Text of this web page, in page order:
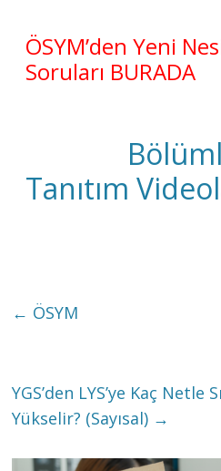
ÖSYM’den Yeni
Soruları BURADA
Tanıtım
← ÖSYM
YGS’den LYS’ye Kaç Netle
Yükselir? (Sayısal) →